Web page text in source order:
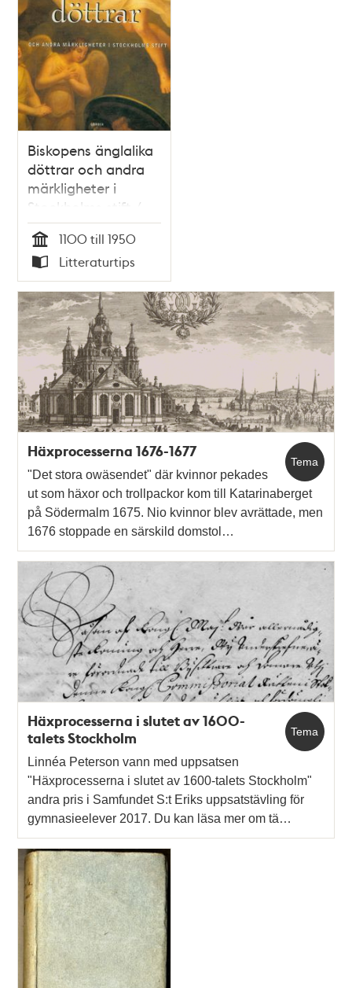
Biskopens änglalika
döttrar och andra
märkligheter i
Stockholms stift /
Carl Henrik Martling
Tid
1100 till 1950
Typ
Litteraturtips
Tema
Häxprocesserna 1676-1677
"Det stora owäsendet" där kvinnor pekades
ut som häxor och trollpackor kom till Katarinaberget
på Södermalm 1675. Nio kvinnor blev avrättade, men
1676 stoppade en särskild domstol…
Tema
Häxprocesserna i slutet av 1600-
talets Stockholm
Linnéa Peterson vann med uppsatsen
"Häxprocesserna i slutet av 1600-talets Stockholm"
andra pris i Samfundet S:t Eriks uppsatstävling för
gymnasieelever 2017. Du kan läsa mer om tä…